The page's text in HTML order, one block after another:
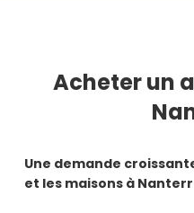
Acheterun
Une demande
et les maisons à